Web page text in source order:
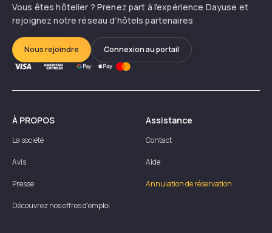
Vous êtes hôtelier ? Prenez part à l’expérience Dayuse et
rejoignez notre réseau d’hôtels partenaires
Nous rejoindre Connexion au portail
À PROPOS
La société
Avis
Presse
Découvrez nos offres d'emploi
Assistance
Contact
Aide
Annulation de réservation